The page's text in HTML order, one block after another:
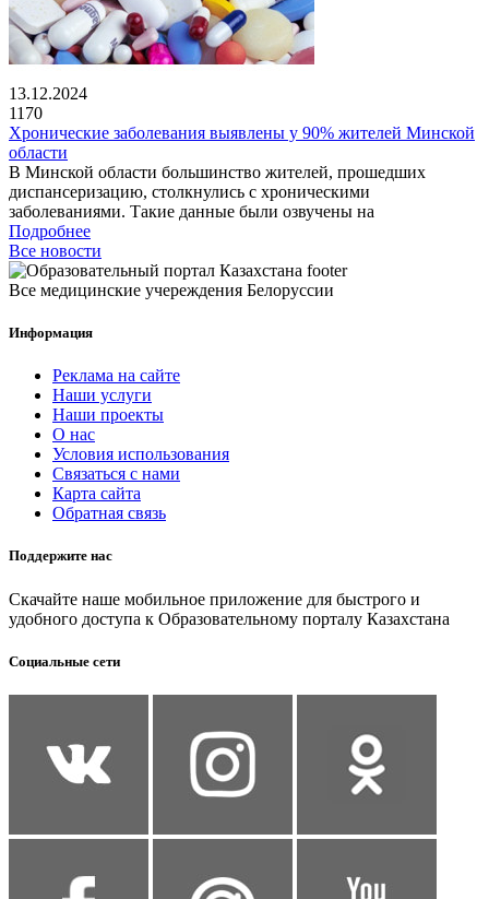
13.12.2024
1170
Хронические заболевания выявлены у 90% жителей Минской
области
В Минской области большинство жителей, прошедших
диспансеризацию, столкнулись с хроническими
заболеваниями. Такие данные были озвучены на
Подробнее
Все новости
Все медицинские учереждения Белоруссии
Информация
Реклама на сайте
Наши услуги
Наши проекты
О нас
Условия использования
Связаться с нами
Карта сайта
Обратная связь
Поддержите нас
Скачайте наше мобильное приложение для быстрого и
удобного доступа к Образовательному порталу Казахстана
Социальные сети